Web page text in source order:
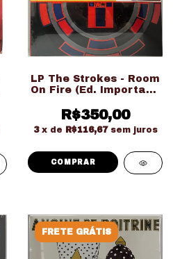
LP The Strokes - Room
On Fire (Ed. Importado
R$350,00
3 x de R$116,67 sem juros
FRETE GRÁTIS